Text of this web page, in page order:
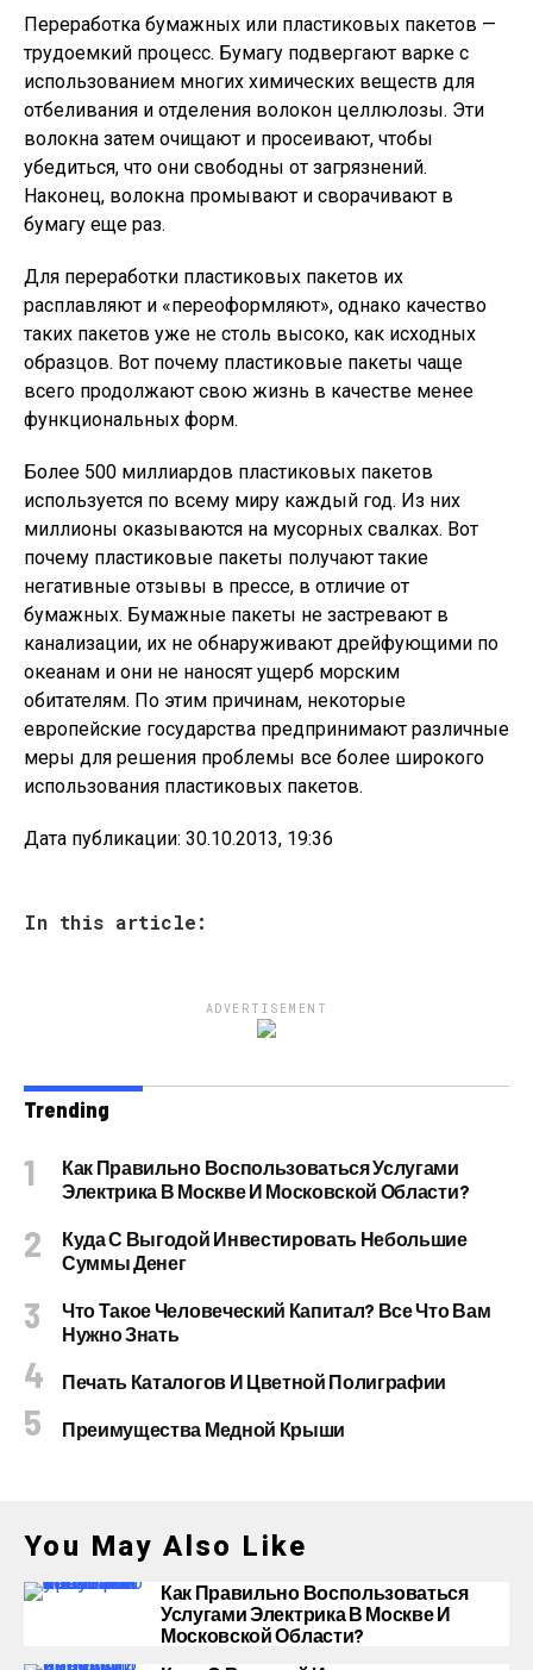
Переработка бумажных или пластиковых пакетов —
трудоемкий процесс. Бумагу подвергают варке с
использованием многих химических веществ для
отбеливания и отделения волокон целлюлозы. Эти
волокна затем очищают и просеивают, чтобы
убедиться, что они свободны от загрязнений.
Наконец, волокна промывают и сворачивают в
бумагу еще раз.
Для переработки пластиковых пакетов их
расплавляют и «переоформляют», однако качество
таких пакетов уже не столь высоко, как исходных
образцов. Вот почему пластиковые пакеты чаще
всего продолжают свою жизнь в качестве менее
функциональных форм.
Более 500 миллиардов пластиковых пакетов
используется по всему миру каждый год. Из них
миллионы оказываются на мусорных свалках. Вот
почему пластиковые пакеты получают такие
негативные отзывы в прессе, в отличие от
бумажных. Бумажные пакеты не застревают в
канализации, их не обнаруживают дрейфующими по
океанам и они не наносят ущерб морским
обитателям. По этим причинам, некоторые
европейские государства предпринимают различные
меры для решения проблемы все более широкого
использования пластиковых пакетов.
Дата публикации: 30.10.2013, 19:36
In this article:
ADVERTISEMENT
Trending
Как Правильно Воспользоваться Услугами
Электрика В Москве И Московской Области?
Куда С Выгодой Инвестировать Небольшие
Суммы Денег
Что Такое Человеческий Капитал? Все Что Вам
Нужно Знать
Печать Каталогов И Цветной Полиграфии
Преимущества Медной Крыши
You May Also Like
Как Правильно Воспользоваться
Услугами Электрика В Москве И
Московской Области?